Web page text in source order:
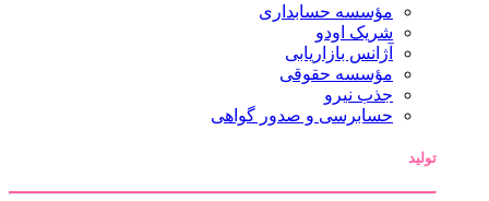
مؤسسه حسابداری
شریک اودو
آژانس بازاریابی
مؤسسه حقوقی
جذب نیرو
حسابرسی و صدور گواهی
تولید